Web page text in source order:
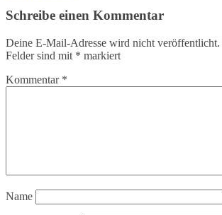
Schreibe einen Kommentar
Deine E-Mail-Adresse wird nicht veröffentlicht.
Felder sind mit * markiert
Kommentar *
Name